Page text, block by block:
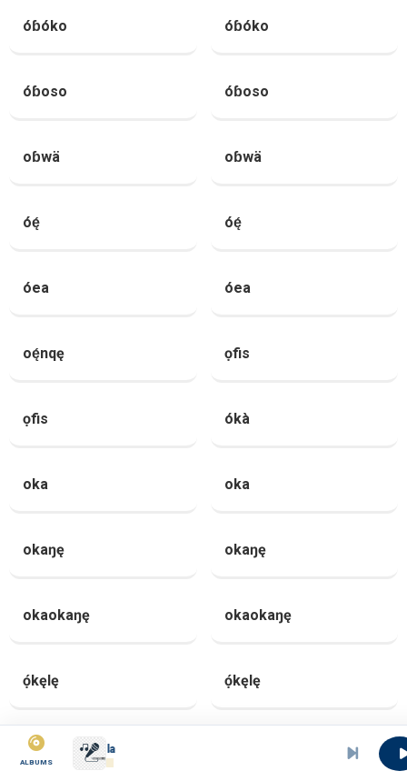
ALBUMS
mets moi l&#039;eau la
óɓóko óɓóko
óɓoso óɓoso
oɓwä oɓwä
óę́ óę́
óea óea
oę́nqę ọfis
ọfis ókà
oka oka
okaŋę okaŋę
okaokaŋę okaokaŋę
ọ́kęlę ọ́kęlę
ọ́kisę